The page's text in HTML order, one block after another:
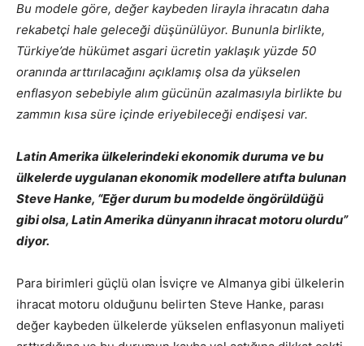
Bu modele göre, değer kaybeden lirayla ihracatın daha
rekabetçi hale geleceği düşünülüyor. Bununla birlikte,
Türkiye’de hükümet asgari ücretin yaklaşık yüzde 50
oranında arttırılacağını açıklamış olsa da yükselen
enflasyon sebebiyle alım gücünün azalmasıyla birlikte bu
zammın kısa süre içinde eriyebileceği endişesi var.
Latin Amerika ülkelerindeki ekonomik duruma ve bu
ülkelerde uygulanan ekonomik modellere atıfta bulunan
Steve Hanke, “Eğer durum bu modelde öngörüldüğü
gibi olsa, Latin Amerika dünyanın ihracat motoru olurdu”
diyor.
Para birimleri güçlü olan İsviçre ve Almanya gibi ülkelerin
ihracat motoru olduğunu belirten Steve Hanke, parası
değer kaybeden ülkelerde yükselen enflasyonun maliyeti